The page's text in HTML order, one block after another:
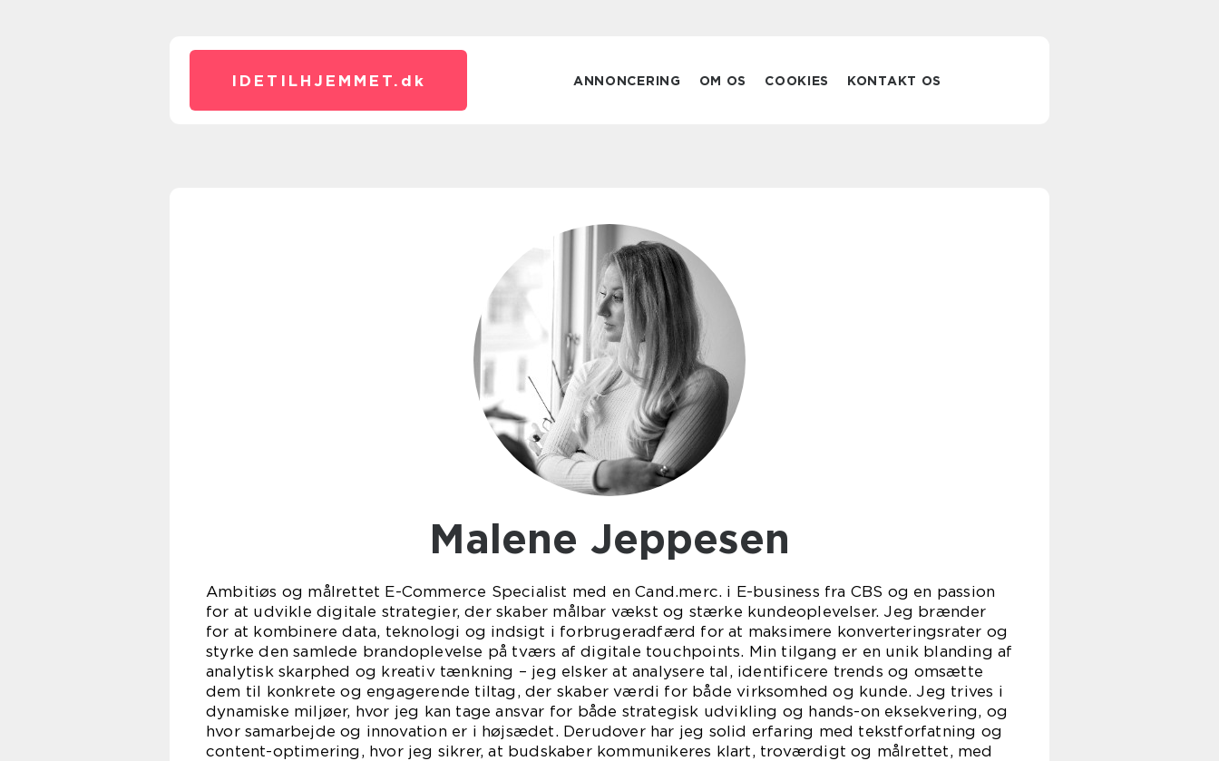
IDETILHJEMMET. dk ANNONCERING OM OS COOKIES KONTAKT OS
Malene Jeppesen
Ambitiøs og målrettet E-Commerce Specialist med en Cand.merc. i E-business fra CBS og en passion
for at udvikle digitale strategier, der skaber målbar vækst og stærke kundeoplevelser. Jeg brænder
for at kombinere data, teknologi og indsigt i forbrugeradfærd for at maksimere konverteringsrater og
styrke den samlede brandoplevelse på tværs af digitale touchpoints. Min tilgang er en unik blanding af
analytisk skarphed og kreativ tænkning – jeg elsker at analysere tal, identificere trends og omsætte
dem til konkrete og engagerende tiltag, der skaber værdi for både virksomhed og kunde. Jeg trives i
dynamiske miljøer, hvor jeg kan tage ansvar for både strategisk udvikling og hands-on eksekvering, og
hvor samarbejde og innovation er i højsædet. Derudover har jeg solid erfaring med tekstforfatning og
content-optimering, hvor jeg sikrer, at budskaber kommunikeres klart, troværdigt og målrettet, med